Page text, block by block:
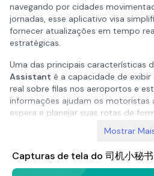
navegando por cidades
jornadas, esse aplicativo visa
fornecer atualizações em tempo
estratégicas.
Uma das principais características
Assistant é a capacidade de
real sobre filas nos aeroportos e
informações ajudam os motoristas
espera e planejar suas rotas de
coletas ativas nas proximidades
Esses recursos visuais permitem
demanda de forma rápida,
passageiros rapidamente.
Mostrar
Capturas de tela do 司机小秘书